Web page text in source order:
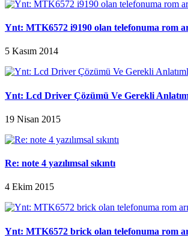
Ynt: MTK6572 i9190 olan telefonuma rom
5 Kasım 2014
Ynt: Lcd Driver Çözümü Ve Gerekli
19 Nisan 2015
Re: note 4 yazılımsal sıkıntı
4 Ekim 2015
Ynt: MTK6572 brick olan telefonuma rom